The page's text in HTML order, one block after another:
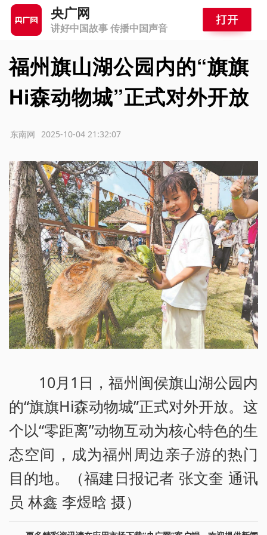
央广网
讲好中国故事 传播中国声音
福州旗山湖公园内的“旗旗
Hi森动物城”正式对外开放
2025-10-04 21:32:07
东南网
10月1日，福州闽侯旗山湖公园内
的“旗旗Hi森动物城”正式对外开放。这
个以“零距离”动物互动为核心特色的生
态空间，成为福州周边亲子游的热门
目的地。（福建日报记者 张文奎 通讯
员 林鑫 李煜晗 摄）